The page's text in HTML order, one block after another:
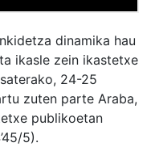
dinamika hau
ikasle zein ikastetxe
24-25
zuten parte Araba,
publikoetan
5).